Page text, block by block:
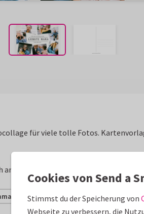
für viele tolle Fotos.
werden.
Cookies von Send a
Stimmst du der Speicherung von
Webseite zu verbessern, die